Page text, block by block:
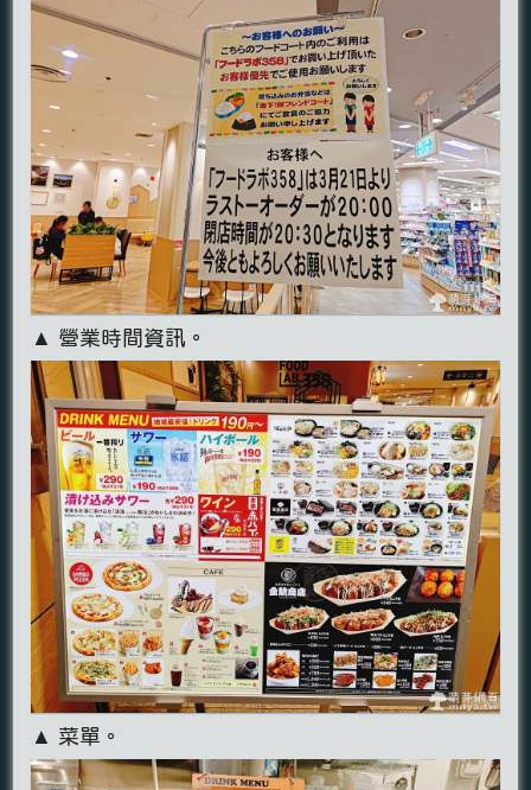
▲ 營業時間資訊。
▲ 菜單。